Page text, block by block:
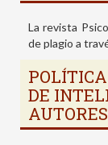
La revista
de plagio a
DE
AUTORES